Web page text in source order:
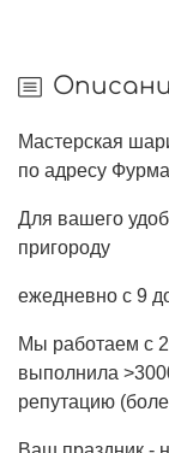
Мастерская
по адресу
Для вашего
пригороду
ежедневно с 9
Мы работаем с
выполнила
репутацию